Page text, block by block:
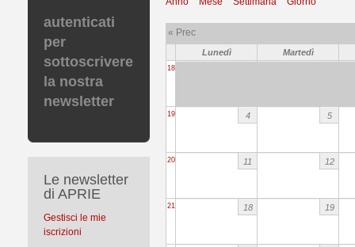
autenticati
per
sottoscrivere
la nostra
newsletter
Le newsletter
di APRIE
Gestisci le mie
iscrizioni
« Prec
Lunedì Martedì
18
19 4 5
20 11 12
21 18 19